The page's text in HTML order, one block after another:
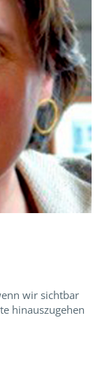
wir sichtbar
hinauszugehen